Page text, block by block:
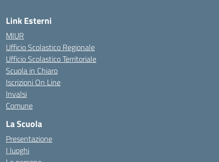
Link Esterni
MIUR
Ufficio Scolastico Regionale
Ufficio Scolastico Territoriale
Scuola in Chiaro
Iscrizioni On Line
Invalsi
Comune
La Scuola
Presentazione
I luoghi